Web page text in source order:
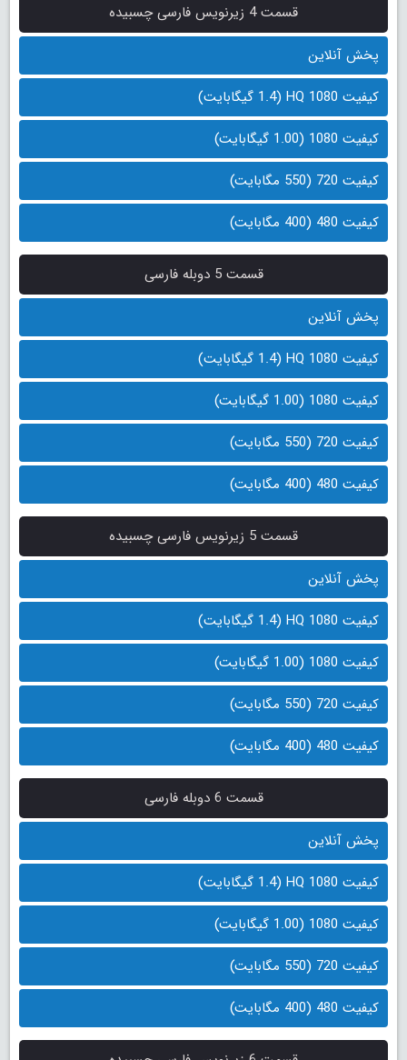
قسمت 4 زیرنویس فارسی چسبیده
پخش آنلاین
کیفیت 1080 HQ (1.4 گیگابایت)
کیفیت 1080 (1.00 گیگابایت)
کیفیت 720 (550 مگابایت)
کیفیت 480 (400 مگابایت)
قسمت 5 دوبله فارسی
پخش آنلاین
کیفیت 1080 HQ (1.4 گیگابایت)
کیفیت 1080 (1.00 گیگابایت)
کیفیت 720 (550 مگابایت)
کیفیت 480 (400 مگابایت)
قسمت 5 زیرنویس فارسی چسبیده
پخش آنلاین
کیفیت 1080 HQ (1.4 گیگابایت)
کیفیت 1080 (1.00 گیگابایت)
کیفیت 720 (550 مگابایت)
کیفیت 480 (400 مگابایت)
قسمت 6 دوبله فارسی
پخش آنلاین
کیفیت 1080 HQ (1.4 گیگابایت)
کیفیت 1080 (1.00 گیگابایت)
کیفیت 720 (550 مگابایت)
کیفیت 480 (400 مگابایت)